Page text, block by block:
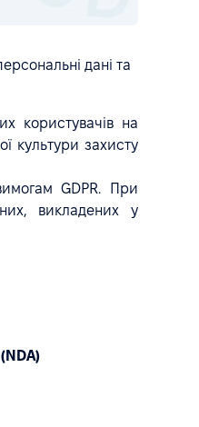
дані та
користувачів на
культури захисту
GDPR. При
викладених у